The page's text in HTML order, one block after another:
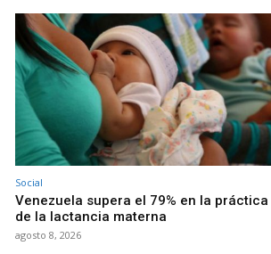
Social
Venezuela supera el 79% en la práctica
de la lactancia materna
agosto 8, 2026